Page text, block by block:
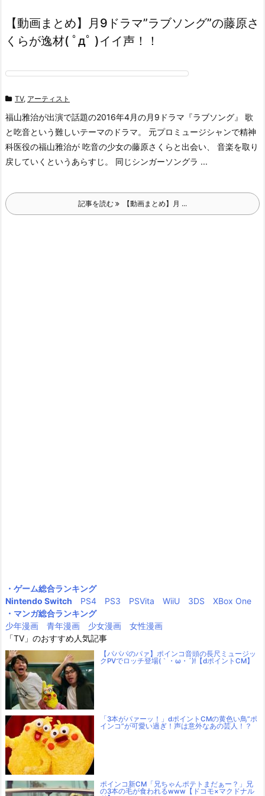
【動画まとめ】月9ドラマ”ラブソング”の藤原さ
くらが逸材( ﾟдﾟ )イイ声！！
TV, アーティスト
福山雅治が出演で話題の2016年4月の月9ドラマ『ラブソング』 歌
と吃音という難しいテーマのドラマ。 元プロミュージシャンで精神
科医役の福山雅治が 吃音の少女の藤原さくらと出会い、 音楽を取り
戻していくというあらすじ。 同じシンガーソングラ ...
記事を読む 【動画まとめ】月 ...
・ゲーム総合ランキング
Nintendo Switch
PS4 PS3 PSVita WiiU 3DS
XBox One
・マンガ総合ランキング
少年漫画
青年漫画 少女漫画
女性漫画
「TV」のおすすめ人気記事
【パパパのパァ】ポインコ音頭の長尺ミュージッ
クPVでロッチ登場(｀・ω・´)!【dポイントCM】
「3本がパァーッ！」dポイントCMの黄色い鳥”ポ
インコ”が可愛い過ぎ！声は意外なあの芸人！？
ポインコ新CM「兄ちゃんポテトまだぁー？」兄
の3本の毛が食われるwww【ドコモ×マクドナル